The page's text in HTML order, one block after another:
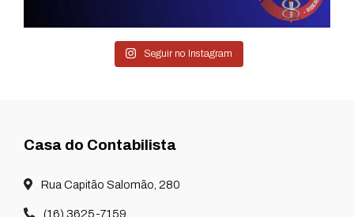
Seguir no Instagram
Casa do Contabilista
Rua Capitão Salomão, 280
(16) 3625-7159